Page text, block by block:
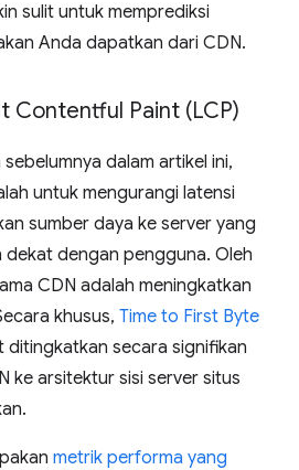
sulit untuk memprediksi
Anda dapatkan dari CDN.
Contentful Paint (LCP)
dalam artikel ini,
untuk mengurangi latensi
sumber daya ke server yang
dengan pengguna. Oleh
CDN adalah meningkatkan
khusus, Time to First Byte
secara signifikan
ke arsitektur sisi server situs
metrik performa yang